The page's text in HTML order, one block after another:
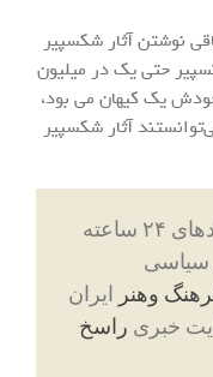
نوشتن آثار شکسپیر
حتی یک در میلیون
یک کیهان می بود،
آثار شکسپیر
جدیدترین اخبار و مهم ترین رویدادهای ۲۴ ساعته
سیاسی
وهنر ایران
خبری راسخ